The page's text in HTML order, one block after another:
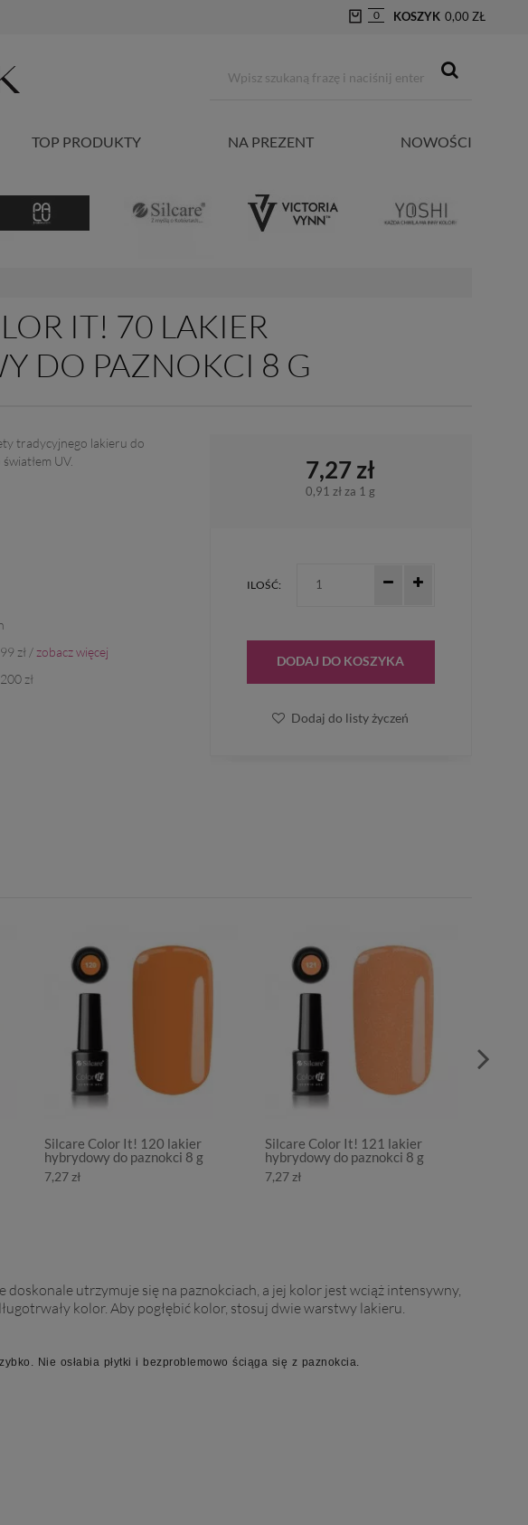
0 KOSZYK 0,00 ZŁ
TOP PRODUKTY NA PREZENT NOWOŚCI
IT! 70 LAKIER
DO PAZNOKCI 8 G
tradycyjnego lakieru do
UV.
zł /zobacz więcej
zł
7,27 zł
0,91 zł za 1 g
ILOŚĆ:
DODAJ DO KOSZYKA
Dodaj do listy życzeń
Silcare Color It! 120 lakier
hybrydowy do paznokci 8 g
7,27 zł
Silcare Color It! 121 lakier
hybrydowy do paznokci 8 g
7,27 zł
utrzymuje się na paznokciach, a jej kolor jest wciąż intensywny,
kolor. Aby pogłębić kolor, stosuj dwie warstwy lakieru.
Nie osłabia płytki i bezproblemowo ściąga się z paznokcia.